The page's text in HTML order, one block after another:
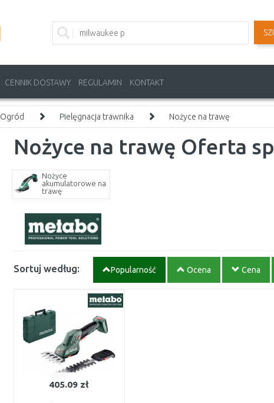
CENNIK DOSTAWY REGULAMIN KONTAKT
Ogród Pielęgnacja trawnika Nożyce na trawę
Nożyce na trawę Oferta
Nożyce
akumulatorowe na
trawę
Sortuj według: Popularność Ocena Cena
405.09 zł